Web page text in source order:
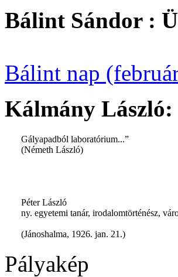
Bálint Sándor :
Bálint nap
Kálmány László:
Gályapadból laboratórium...”
(Németh László)
Péter László
ny. egyetemi tanár, irodalomtörténész,
(Jánoshalma, 1926. jan. 21.)
Pályakép